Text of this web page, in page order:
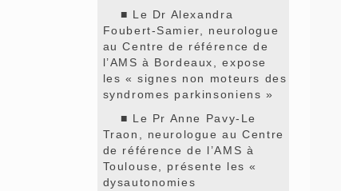
■ Le Dr Alexandra
Foubert-Samier, neurologue
au Centre de référence de
l’AMS à Bordeaux, expose
les « signes non moteurs des
syndromes parkinsoniens »
■ Le Pr Anne Pavy-Le
Traon, neurologue au Centre
de référence de l’AMS à
Toulouse, présente les «
dysautonomies